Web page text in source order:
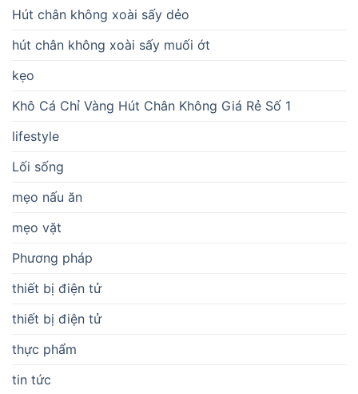
Hút chân không xoài sấy dẻo
hút chân không xoài sấy muối ớt
kẹo
Khô Cá Chỉ Vàng Hút Chân Không Giá Rẻ Số 1
lifestyle
Lối sống
mẹo nấu ăn
mẹo vặt
Phương pháp
thiết bị điện tử
thiết bị điện tử
thực phẩm
tin tức